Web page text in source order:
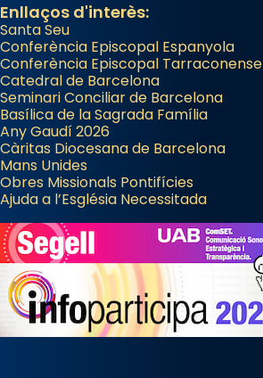
Enllaços d'interès:
Santa Seu
Conferència Episcopal Espanyola
Conferència Episcopal Tarraconense
Catedral de Barcelona
Seminari Conciliar de Barcelona
Basílica de la Sagrada Família
Any Gaudí 2026
Càritas Diocesana de Barcelona
Mans Unides
Obres Missionals Pontifícies
Ajuda a l’Església Necessitada